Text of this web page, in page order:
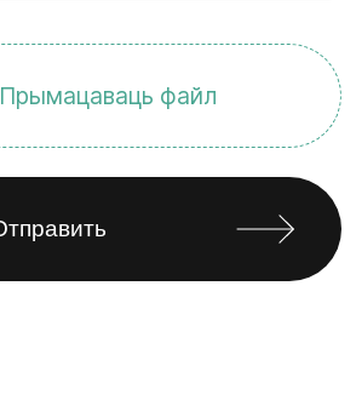
Прымацаваць файл